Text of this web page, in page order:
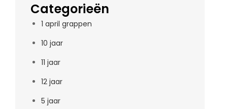
Categorieën
1 april grappen
10 jaar
11 jaar
12 jaar
5 jaar